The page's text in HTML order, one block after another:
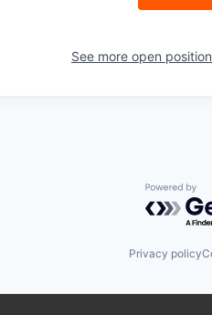
See more open
Powered
Privacy policy